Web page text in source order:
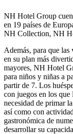
NH Hotel Group
en 19 países de
NH Collection, NH
Además, para que las
en su plan más
mayores, NH Hotel
para niños y niñas a
partir de 7. Los
con juegos en los
necesidad de primar
así como con
gastronómica de
desarrollar su